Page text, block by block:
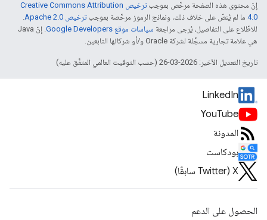
إنّ محتوى هذه الصفحة مرخّص بموجب
ترخيص Creative Commons Attribution
4.0‏ ما لم يُنصّ على خلاف ذلك، ونماذج الرموز مرخّصة بموجبترخيص Apache 2.0‏
.
للاطّلاع على التفاصيل، يُرجى مراجعة سياسات موقع Google Developers‏
. إنّ Java
هي علامة تجارية مسجَّلة لشركة Oracle و/أو شركائها التابعين.
تاريخ التعديل الأخير: 2026-03-26 (حسب التوقيت العالمي المتفَّق عليه)
LinkedIn
YouTube
المدونة
بودكاست
‫X ‏(Twitter سابقًا)
الحصول على الدعم